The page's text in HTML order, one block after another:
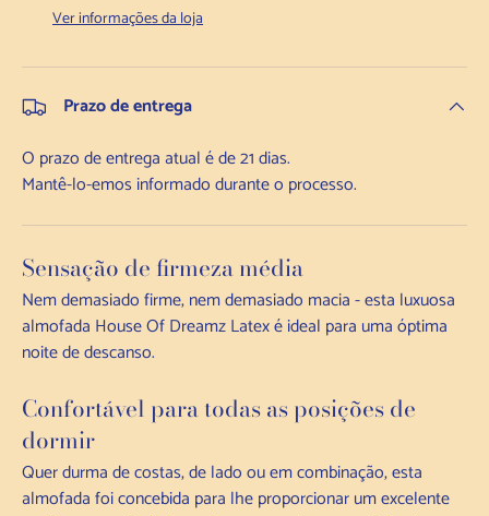
Ver informações da loja
Prazo de entrega
O prazo de entrega atual é de 21 dias.
Mantê-lo-emos informado durante o processo.
Sensação de firmeza média
Nem demasiado firme, nem demasiado macia - esta luxuosa
almofada House Of Dreamz Latex é ideal para uma óptima
noite de descanso.
Confortável para todas as posições de
dormir
Quer durma de costas, de lado ou em combinação, esta
almofada foi concebida para lhe proporcionar um excelente